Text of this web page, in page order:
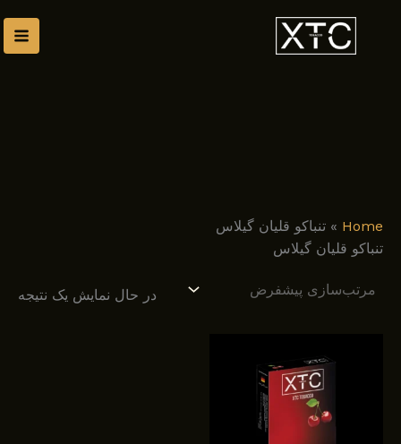
Home
»تنباکو قلیان گیلاس
تنباکو قلیان گیلاس
در حال نمایش یک نتیجه